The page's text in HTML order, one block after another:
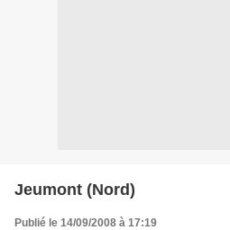
Jeumont (Nord)
Publié le 14/09/2008 à 17:19